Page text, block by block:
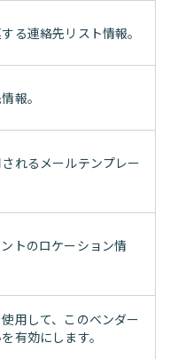
る連絡先リスト情報。
報。
れるメールテンプレー
トのロケーション情
用して、このベンダー
有効にします。